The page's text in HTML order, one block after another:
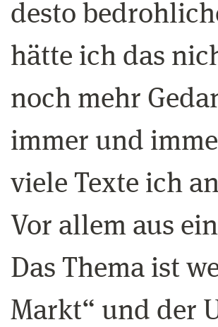
desto
hätte ich das
noch mehr
immer und
viele Texte ich
Vor allem aus
Das Thema ist
Markt“ und der